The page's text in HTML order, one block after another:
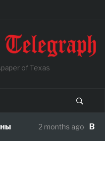
of Texas
2 months ago В